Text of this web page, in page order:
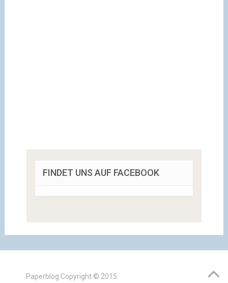
FINDET UNS AUF FACEBOOK
Paperblog Copyright © 2015.